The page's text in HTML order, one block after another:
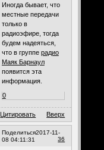
Иногда бывает, что
местные передачи
только в
радиоэфире, тогда
будем надеяться,
что в группе радио
Маяк Барнаул
появится эта
информация.
0
Цитировать Вверх
Поделиться
36
2017-11-
08 04:11:31